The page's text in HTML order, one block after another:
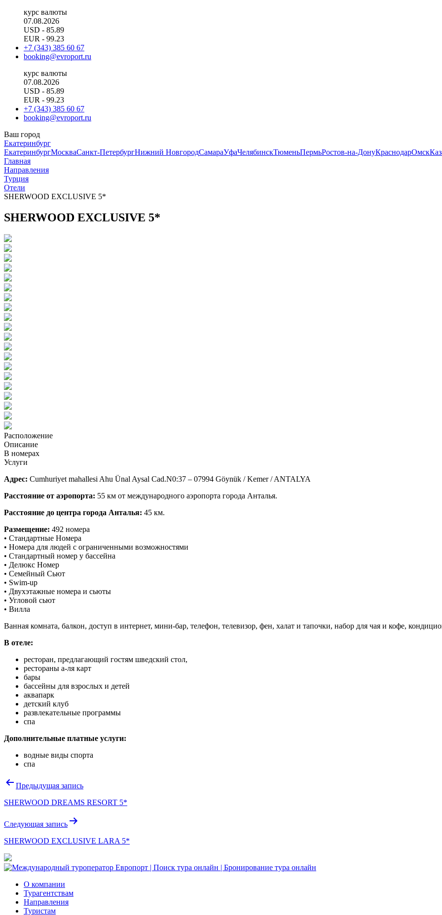
курс валюты
07.08.2026
USD - 85.89
EUR - 99.23
+7 (343) 385 60 67
booking@evroport.ru
курс валюты
07.08.2026
USD - 85.89
EUR - 99.23
+7 (343) 385 60 67
booking@evroport.ru
Ваш город
Екатеринбург
ЕкатеринбургМоскваСанкт-ПетербургНижний НовгородСамараУфаЧелябинскТюменьПермьРостов-на-ДонуКраснодарОмск
Главная
Направления
Турция
Отели
SHERWOOD EXCLUSIVE 5*
SHERWOOD EXCLUSIVE 5*
Расположение
Описание
В номерах
Услуги
Адрес: Cumhuriyet mahallesi Ahu Ünal Aysal Cad.N0:37 – 07994 Göynük / Kemer / ANTALYA
Расстояние от аэропорта: 55 км от международного аэропорта города Анталья.
Расстояние до центра города Анталья: 45 км.
Размещение: 492 номера
• Стандартные Номера
• Номера для людей с ограниченными возможностями
• Стандартный номер у бассейна
• Делюкс Номер
• Семейный Сьют
• Swim-up
• Двухэтажные номера и сьюты
• Угловой сьют
• Вилла
Ванная комната, балкон, доступ в интернет, мини-бар, телефон, телевизор, фен, халат и тапочки, набор для чая и кофе,
В отеле:
ресторан, предлагающий гостям шведский стол,
рестораны а-ля карт
бары
бассейны для взрослых и детей
аквапарк
детский клуб
развлекательные программы
спа
Дополнительные платные услуги:
водные виды спорта
спа
Навигация
записям
Предыдущая запись
SHERWOOD DREAMS RESORT 5*
Следующая запись
SHERWOOD EXCLUSIVE LARA 5*
О компании
Турагентствам
Направления
Туристам